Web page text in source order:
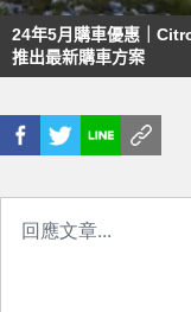
24年5月購車優惠｜
推出最新購車方案